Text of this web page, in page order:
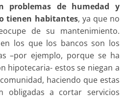
problemas de humedad y
tienen habitantes, ya que no
de su mantenimiento.
los que los bancos son los
–por ejemplo, porque se ha
hipotecaria- estos se niegan a
haciendo que estas
obligadas a cortar servicios